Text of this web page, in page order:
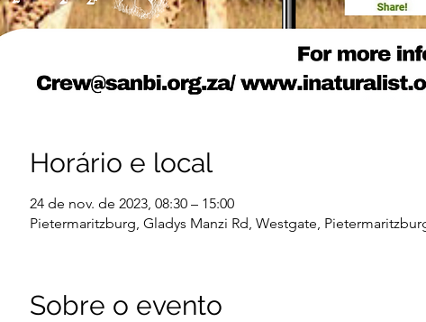
Horário e local
24 de nov. de 2023, 08:30 – 15:00
Pietermaritzburg, Gladys Manzi Rd, Westgate,
Sobre o evento